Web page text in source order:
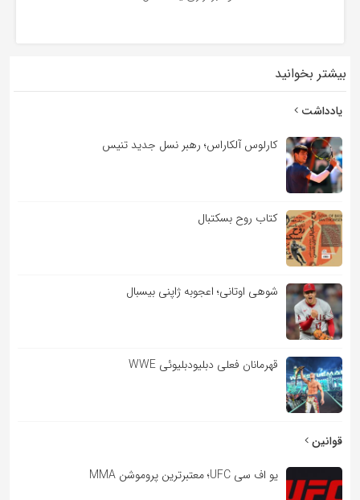
5 سال پیش
بیشتر بخوانید
یادداشت
کارلوس آلکاراس؛ رهبر نسل جدید تنیس
کتاب روح بسکتبال
شوهی اوتانی؛ اعجوبه ژاپنی بیسبال
قهرمانان فعلی دبلیودبلیوئی WWE
قوانین
یو اف سی UFC؛ معتبرترین پروموشن MMA